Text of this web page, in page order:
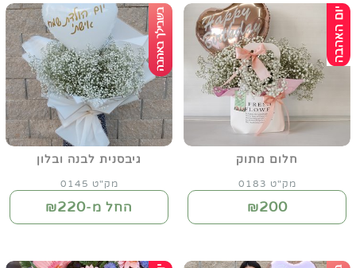
חלום מתוק
מק"ט 0183
₪200
גיבסנית לבנה ובלון
מק"ט 0145
החל מ-₪220